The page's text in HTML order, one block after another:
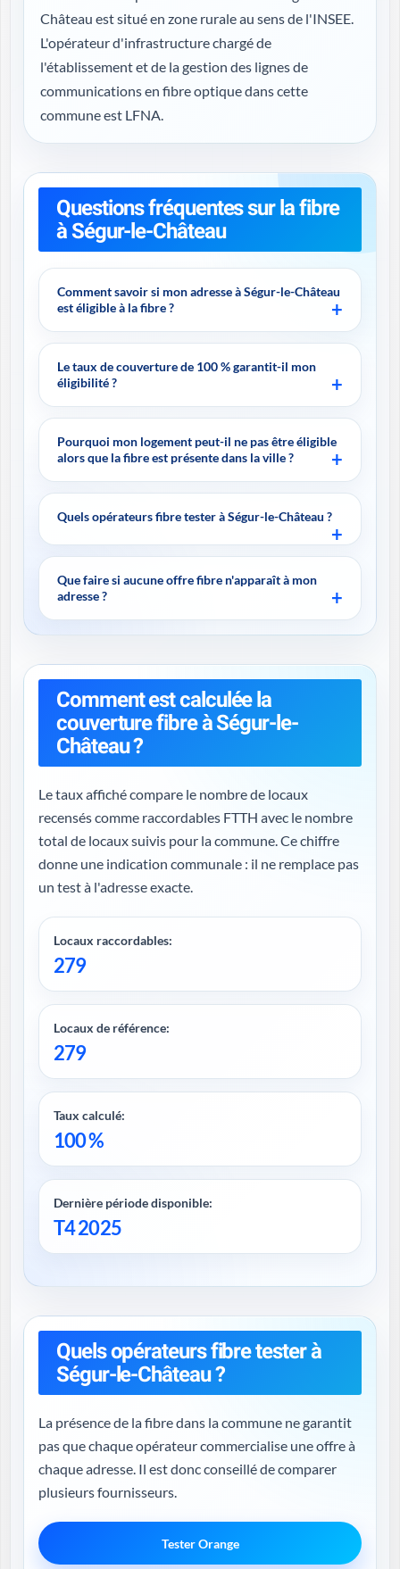
Château est situé en zone rurale au sens de l'INSEE.
L'opérateur d'infrastructure chargé de
l'établissement et de la gestion des lignes de
communications en fibre optique dans cette
commune est LFNA.
Questions fréquentes sur la fibre
à Ségur-le-Château
Comment savoir si mon adresse à Ségur-le-Château
est éligible à la fibre ?
Le taux de couverture de 100 % garantit-il mon
éligibilité ?
Pourquoi mon logement peut-il ne pas être éligible
alors que la fibre est présente dans la ville ?
Quels opérateurs fibre tester à Ségur-le-Château ?
Que faire si aucune offre fibre n'apparaît à mon
adresse ?
Comment est calculée la
couverture fibre à Ségur-le-
Château ?
Le taux affiché compare le nombre de locaux
recensés comme raccordables FTTH avec le nombre
total de locaux suivis pour la commune. Ce chiffre
donne une indication communale : il ne remplace pas
un test à l'adresse exacte.
Locaux raccordables:
279
Locaux de référence:
279
Taux calculé:
100 %
Dernière période disponible:
T4 2025
Quels opérateurs fibre tester à
Ségur-le-Château ?
La présence de la fibre dans la commune ne garantit
pas que chaque opérateur commercialise une offre à
chaque adresse. Il est donc conseillé de comparer
plusieurs fournisseurs.
Tester Orange